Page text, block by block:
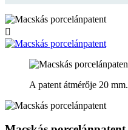

A patent átmérője 20 mm.